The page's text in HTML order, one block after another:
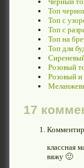
Топ
Топ с
Топ с
Топ на
Топ для
Розовый
Розовый и
17
классная
вяжу 🙂